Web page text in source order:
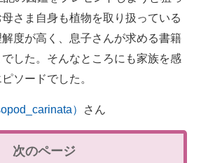
さま自身も植物を取り扱っている
度が高く、息子さんが求める書籍
した。そんなところにも家族を感
ソードでした。
） さん